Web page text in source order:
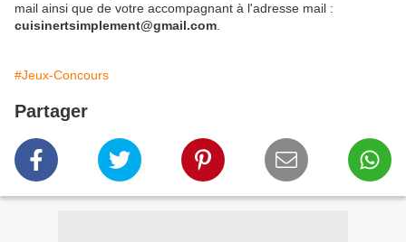
mail ainsi que de votre accompagnant à l'adresse mail :
cuisinertsimplement@gmail.com
#Jeux-Concours
Partager